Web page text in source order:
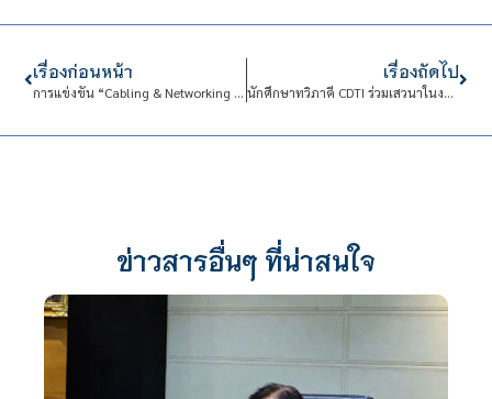
เรื่องก่อนหน้า
การแข่งขัน “Cabling & Networking Contest #10
เรื่องถัดไป
นักศึกษาทวิภาคี CDTI ร่วมเสวนาในงาน 160 ปี ความสัมพันธ์ ไทย-เยอรมัน มจพ. สู่การพัฒนาอย่างยั่งยืน
ข่าวสารอื่นๆ ที่น่าสนใจ